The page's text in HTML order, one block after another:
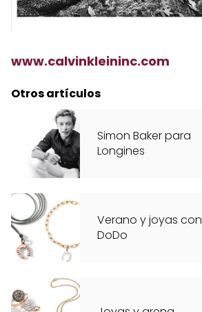
www.calvinkleininc.com
Otros artículos
Simon Baker para
Longines
Verano y joyas con
DoDo